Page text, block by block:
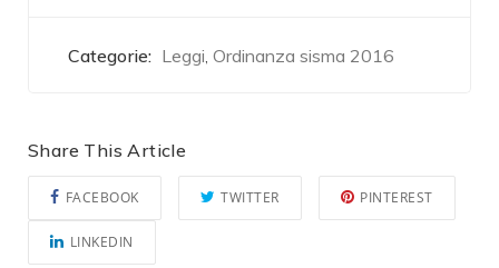
Categorie: Leggi, Ordinanza sisma 2016
Share This Article
FACEBOOK TWITTER PINTEREST
LINKEDIN